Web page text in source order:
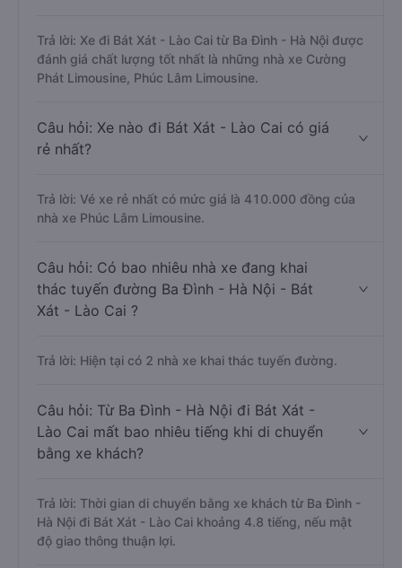
Trả lời: Xe đi Bát Xát - Lào Cai từ Ba Đình - Hà Nội được
đánh giá chất lượng tốt nhất là những nhà xe Cường
Phát Limousine, Phúc Lâm Limousine.
Câu hỏi: Xe nào đi Bát Xát - Lào Cai có giá
rẻ nhất?
Trả lời: Vé xe rẻ nhất có mức giá là 410.000 đồng của
nhà xe Phúc Lâm Limousine.
Câu hỏi: Có bao nhiêu nhà xe đang khai
thác tuyến đường Ba Đình - Hà Nội - Bát
Xát - Lào Cai ?
Trả lời: Hiện tại có 2 nhà xe khai thác tuyến đường.
Câu hỏi: Từ Ba Đình - Hà Nội đi Bát Xát -
Lào Cai mất bao nhiêu tiếng khi di chuyển
bằng xe khách?
Trả lời: Thời gian di chuyển bằng xe khách từ Ba Đình -
Hà Nội đi Bát Xát - Lào Cai khoảng 4.8 tiếng, nếu mật
độ giao thông thuận lợi.